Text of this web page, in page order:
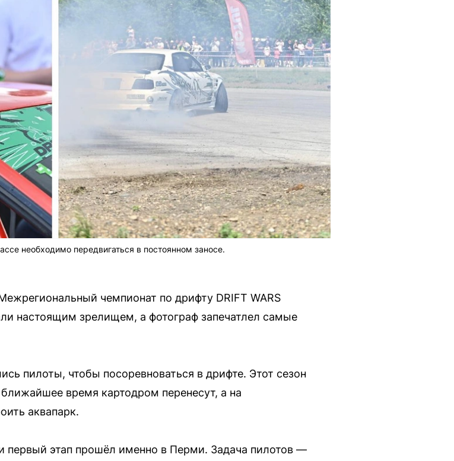
необходимо передвигаться в постоянном заносе.
чемпионат по дрифту DRIFT WARS
настоящим зрелищем, а фотограф запечатлел самые
пилоты, чтобы посоревноваться в дрифте. Этот сезон
время картодром перенесут, а на
аквапарк.
первый этап прошёл именно в Перми. Задача пилотов —